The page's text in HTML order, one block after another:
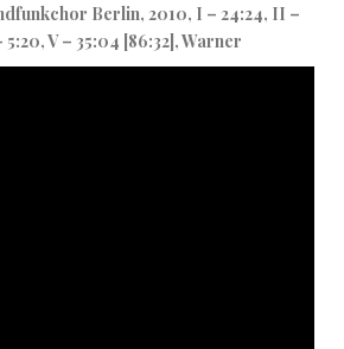
Berlin, 2010, I – 24:24, II –
5:20, V – 35:04 [86:32], Warner